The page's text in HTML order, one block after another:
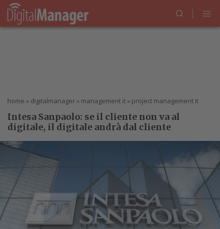
home » digitalmanager» management it» project management it
Intesa Sanpaolo: se il cliente non va al
digitale, il digitale andrà dal cliente